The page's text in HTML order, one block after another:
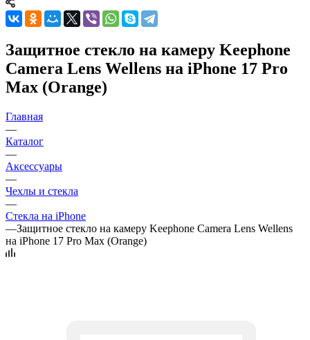
Защитное стекло на камеру Keephone
Camera Lens Wellens на iPhone 17 Pro
Max (Orange)
Главная
—
Каталог
—
Аксессуары
—
Чехлы и стекла
—
Стекла на iPhone
—Защитное стекло на камеру Keephone Camera Lens Wellens
на iPhone 17 Pro Max (Orange)